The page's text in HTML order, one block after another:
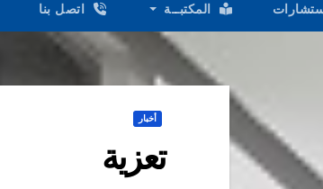
المكتبــة اتصل بنا
أخبار
تعزية